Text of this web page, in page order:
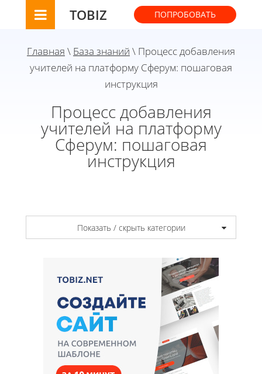
TOBIZ ПОПРОБОВАТЬ
Главная \ База знаний \ Процесс добавления
учителей на платформу Сферум: пошаговая
инструкция
Процесс добавления
учителей на платформу
Сферум: пошаговая
инструкция
Показать / скрыть категории